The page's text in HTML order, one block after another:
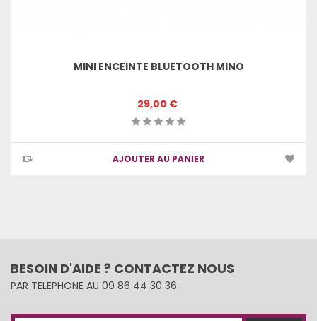
MINI ENCEINTE BLUETOOTH MINO
29,00 €
AJOUTER AU PANIER
BESOIN D'AIDE ? CONTACTEZ NOUS
PAR TELEPHONE AU 09 86 44 30 36